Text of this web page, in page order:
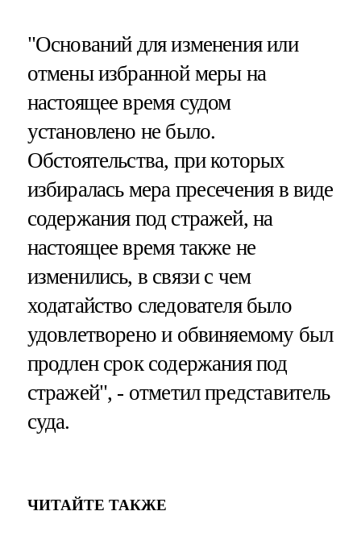
"Оснований для изменения или
отмены избранной меры на
настоящее время судом
установлено не было.
Обстоятельства, при которых
избиралась мера пресечения в виде
содержания под стражей, на
настоящее время также не
изменились, в связи с чем
ходатайство следователя было
удовлетворено и обвиняемому был
продлен срок содержания под
стражей", - отметил представитель
суда.
ЧИТАЙТЕ ТАКЖЕ